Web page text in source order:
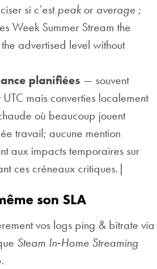
si c’estpeakor average ;
Week Summer Stream the
advertised level without
planifiées — souvent
mais converties localement
où beaucoup jouent
travail; aucune mention
aux impacts temporaires sur
ces créneaux critiques.|
son SLA
vos logs ping & bitrate via
Steam In‑Home Streaming
.